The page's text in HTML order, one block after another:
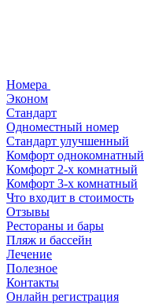
Номера
Эконом
Стандарт
Одноместный номер
Стандарт улучшенный
Комфорт однокомнатный
Комфорт 2-х комнатный
Комфорт 3-х комнатный
Что входит в стоимость
Отзывы
Рестораны и бары
Пляж и бассейн
Лечение
Полезное
Контакты
Онлайн регистрация